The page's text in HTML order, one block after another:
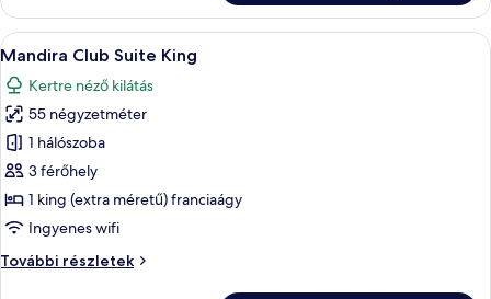
King
további
részletei
A
következő
szoba
összes
képének
megtekintése:
Mandira
Club
Suite
King
Egy hálószoba, amelyben ágy,
15
Mandira Club Suite King
Kertre néző kilátás
55 négyzetméter
1 hálószoba
3 férőhely
1 king (extra méretű) franciaágy
Ingyenes wifi
További részletek
Mandira